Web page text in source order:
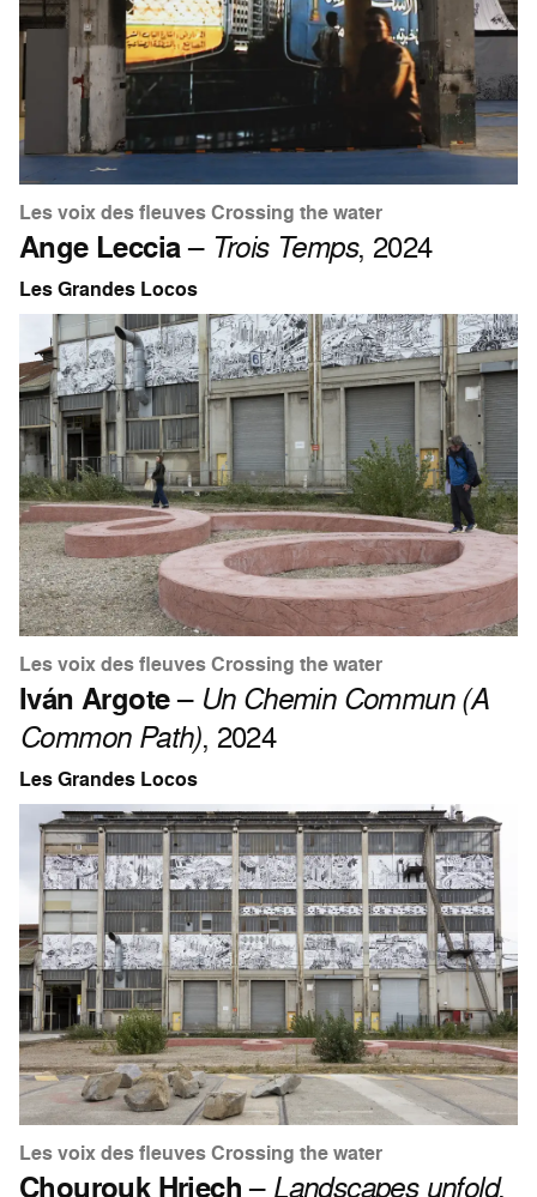
Les voix des fleuves Crossing the water
Ange Leccia– Trois Temps, 2024
Les Grandes Locos
Les voix des fleuves Crossing the water
Iván Argote– Un Chemin Commun (A
Common Path), 2024
Les Grandes Locos
Les voix des fleuves Crossing the water
Chourouk Hriech– Landscapes unfold,